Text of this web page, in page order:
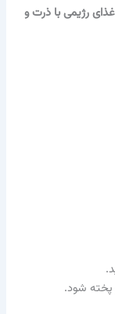
غذای رژیمی با ذرت و
پخته شود.